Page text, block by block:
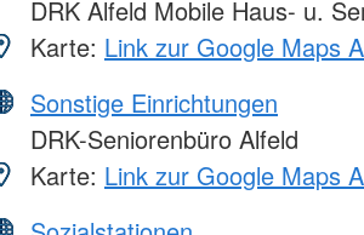
DRK Alfeld Mobile Haus- u.
Karte: Link zur Google Maps
Sonstige Einrichtungen
DRK-Seniorenbüro Alfeld
Karte: Link zur Google Maps